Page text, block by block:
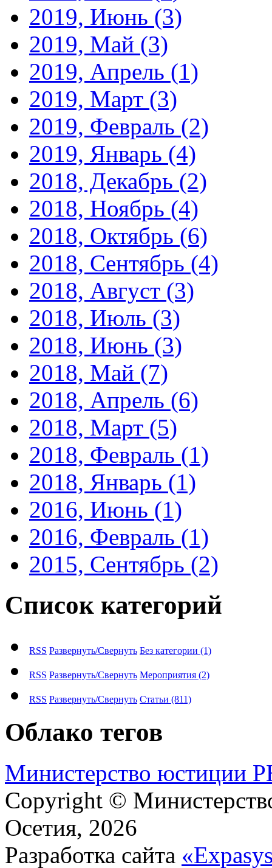
2019, Июнь (3)
2019, Май (3)
2019, Апрель (1)
2019, Март (3)
2019, Февраль (2)
2019, Январь (4)
2018, Декабрь (2)
2018, Ноябрь (4)
2018, Октябрь (6)
2018, Сентябрь (4)
2018, Август (3)
2018, Июль (3)
2018, Июнь (3)
2018, Май (7)
2018, Апрель (6)
2018, Март (5)
2018, Февраль (1)
2018, Январь (1)
2016, Июнь (1)
2016, Февраль (1)
2015, Сентябрь (2)
Список категорий
RSS Развернуть/Свернуть Без категории (1)
RSS Развернуть/Свернуть Мероприятия (2)
RSS Развернуть/Свернуть Статьи (811)
Облако тегов
М​и​н​и​с​т​е​р​с​т​в​о​ ​ю​с​т​и​ц​и​и​
Copyright ©
Осетия, 2026
Разработка сайта